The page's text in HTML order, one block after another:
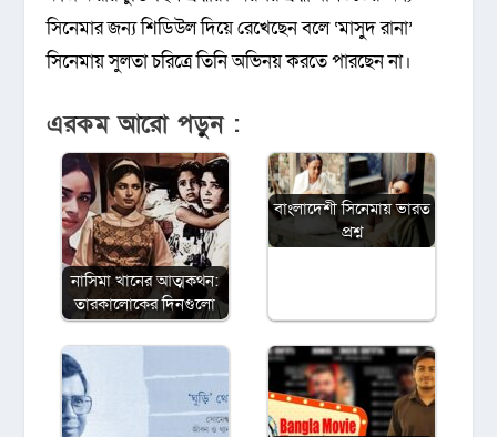
সিনেমার জন্য শিডিউল দিয়ে রেখেছেন বলে ‘মাসুদ রানা’
সিনেমায় সুলতা চরিত্রে তিনি অভিনয় করতে পারছেন না।
এরকম আরো পড়ুন :
নাসিমা খানের আত্মকথন:
তারকালোকের দিনগুলো
বাংলাদেশী সিনেমায় ভারত
প্রশ্ন